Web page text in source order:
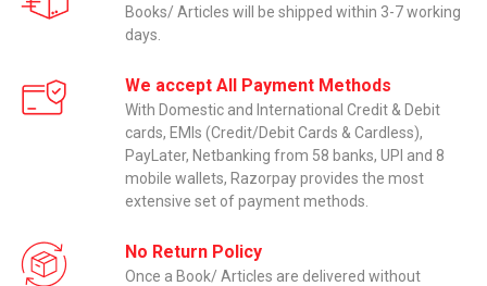
Books/ Articles will be shipped within 3-7 working
days.
We accept All Payment Methods
With Domestic and International Credit & Debit
cards, EMIs (Credit/Debit Cards & Cardless),
PayLater, Netbanking from 58 banks, UPI and 8
mobile wallets, Razorpay provides the most
extensive set of payment methods.
No Return Policy
Once a Book/ Articles are delivered without